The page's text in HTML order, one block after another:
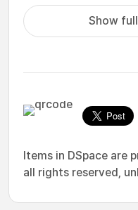
Show
Items in DSpace are
all rights reserved,